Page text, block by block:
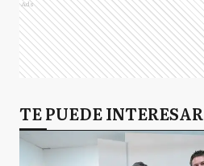
Ads
TE PUEDE INTERESAR